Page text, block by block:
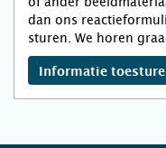
dan ons
sturen. We horen
Informatie